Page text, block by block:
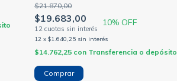
$19.683,00
$21.870,00
10% OFF
12 x $1.640,25 sin interés
$14.762,25 con Transferencia o depósito